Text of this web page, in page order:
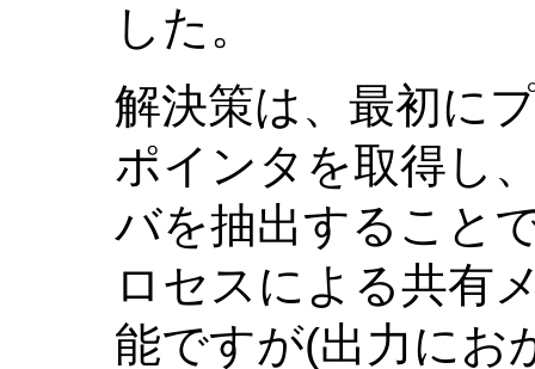
した。
解決策は、最初に
ポインタを取得し
バを抽出すること
ロセスによる共有
能ですが(出力にお